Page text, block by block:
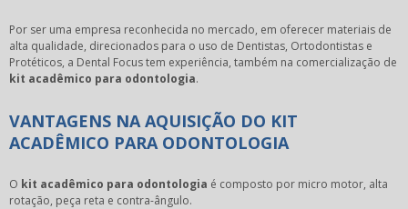
Por ser uma empresa reconhecida no mercado, em oferecer materiais de
alta qualidade, direcionados para o uso de Dentistas, Ortodontistas e
Protéticos, a Dental Focus tem experiência, também na comercialização de
kit acadêmico para odontologia.
VANTAGENS NA AQUISIÇÃO DO KIT
ACADÊMICO PARA ODONTOLOGIA
O kit acadêmico para odontologia é composto por micro motor, alta
rotação, peça reta e contra-ângulo.